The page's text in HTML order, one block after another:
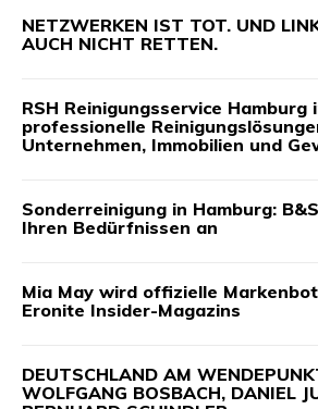
NETZWERKEN IST TOT. UND
AUCH NICHT RETTEN.
RSH Reinigungsservice
professionelle
Unternehmen, Immobilien und
Sonderreinigung in Hamburg:
Ihren Bedürfnissen an
Mia May wird offizielle
Eronite Insider-Magazins
DEUTSCHLAND AM
WOLFGANG BOSBACH, DANIEL